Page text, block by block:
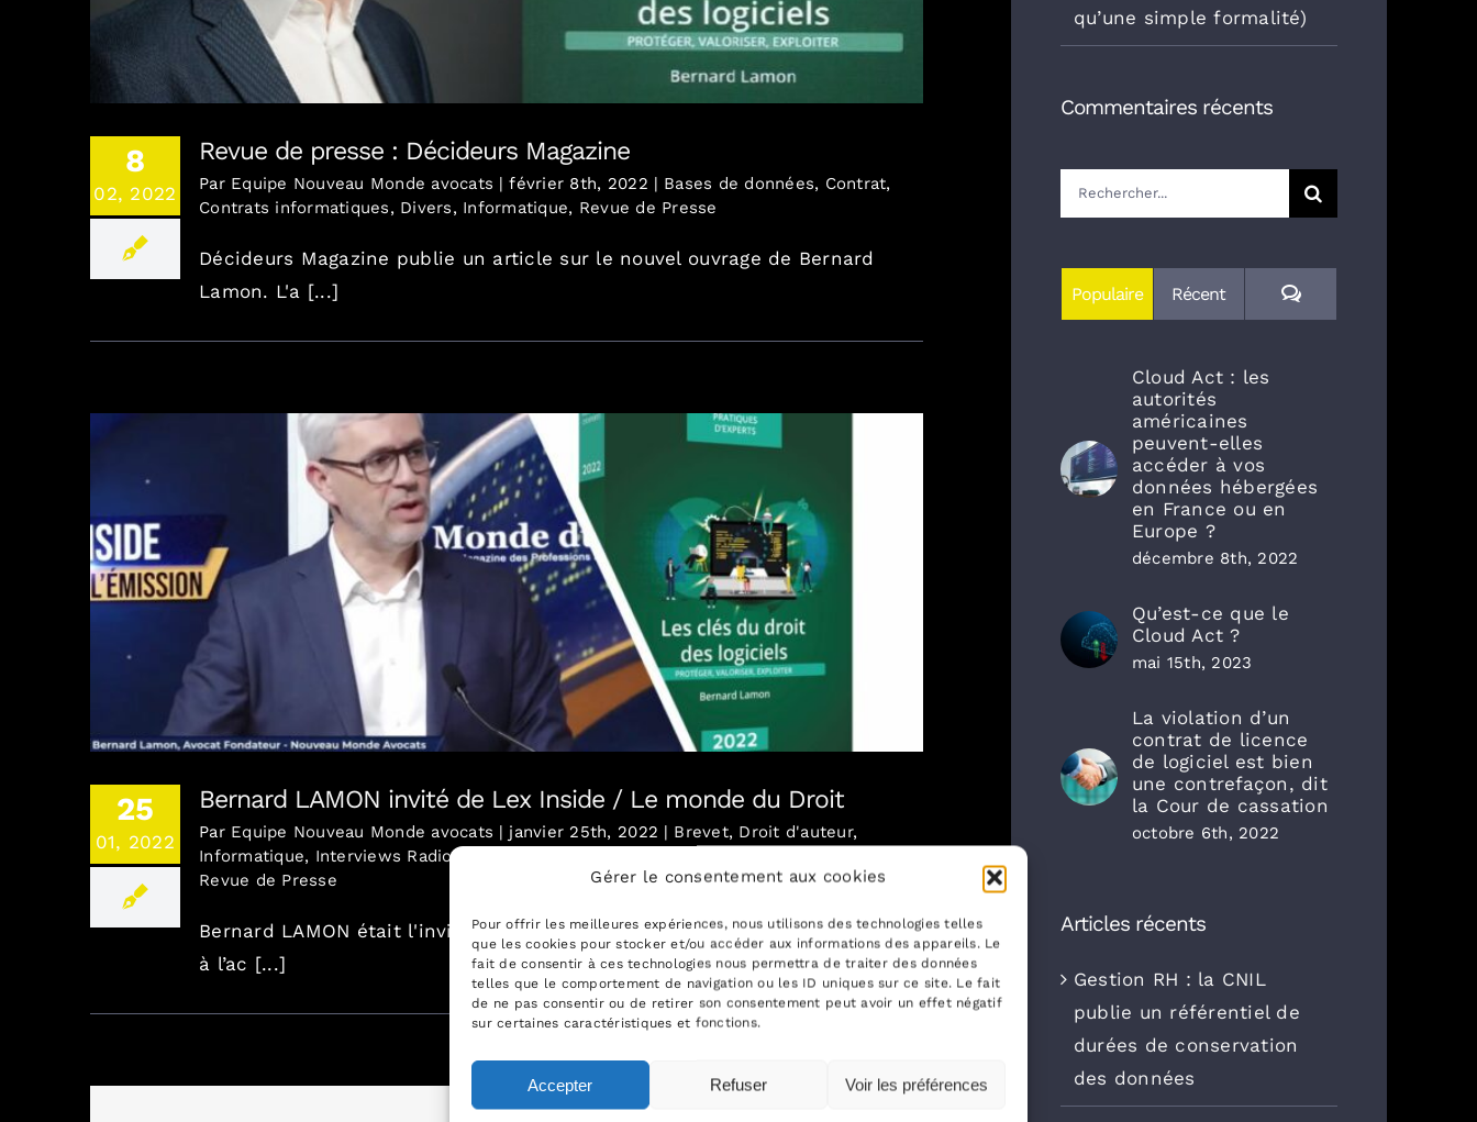
Gérer le consentement aux cookies
Pour offrir les meilleures expériences, nous utilisons des technologies telles
que les cookies pour stocker et/ou accéder aux informations des appareils. Le
fait de consentir à ces technologies nous permettra de traiter des données
telles que le comportement de navigation ou les ID uniques sur ce site. Le fait
de ne pas consentir ou de retirer son consentement peut avoir un effet négatif
sur certaines caractéristiques et fonctions.
Accepter Refuser Voir les préférences
8
02, 2022
Revue de presse : Décideurs Magazine
Par Equipe Nouveau Monde avocats | février 8th, 2022 | Bases de données, Contrat,
Contrats informatiques, Divers, Informatique, Revue de Presse
Décideurs Magazine publie un article sur le nouvel ouvrage de Bernard
Lamon. L'a [...]
Bernard LAMON invité de Lex Inside / Le monde du Droit
25
01, 2022
Bernard LAMON invité de Lex Inside / Le monde du Droit
Par Equipe Nouveau Monde avocats | janvier 25th, 2022 | Brevet, Droit d'auteur,
Informatique, Interviews Radio-TV
Revue de Presse
Bernard LAMON était l'invité de l'émission Lex Inside, émission consacrée
à l’ac [...]
qu’une simple formalité)
Commentaires récents
Rechercher:
Populaire Récent Commentaires
Cloud Act : les
autorités
américaines
peuvent-elles
accéder à vos
données hébergées
en France ou en
Europe ?
décembre 8th, 2022
Qu’est-ce que le
Cloud Act ?
mai 15th, 2023
La violation d’un
contrat de licence
de logiciel est bien
une contrefaçon, dit
la Cour de cassation
octobre 6th, 2022
Articles récents
Gestion RH : la CNIL
publie un référentiel de
durées de conservation
des données